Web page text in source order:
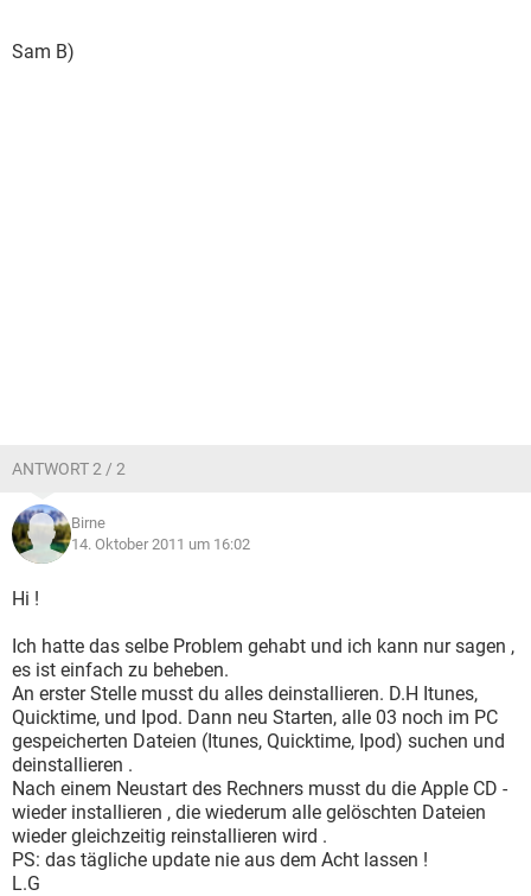
Sam B)
ANTWORT 2 / 2
Birne
14. Oktober 2011 um 16:02
Hi !
Ich hatte das selbe Problem gehabt und ich kann nur sagen ,
es ist einfach zu beheben.
An erster Stelle musst du alles deinstallieren. D.H Itunes,
Quicktime, und Ipod. Dann neu Starten, alle 03 noch im PC
gespeicherten Dateien (Itunes, Quicktime, Ipod) suchen und
deinstallieren .
Nach einem Neustart des Rechners musst du die Apple CD -
wieder installieren , die wiederum alle gelöschten Dateien
wieder gleichzeitig reinstallieren wird .
PS: das tägliche update nie aus dem Acht lassen !
L.G